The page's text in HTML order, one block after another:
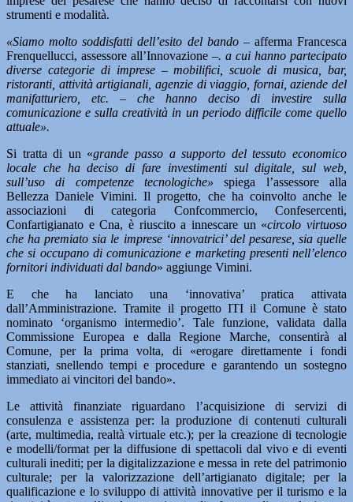
strumenti e modalità.
«Siamo molto soddisfatti dell’esito del bando –afferma Francesca
Frenquellucci, assessore all’Innovazione –. a cui hanno partecipato
diverse categorie di imprese – mobilifici, scuole di musica, bar,
ristoranti, attività artigianali, agenzie di viaggio, fornai, aziende del
manifatturiero, etc. – che hanno deciso di investire sulla
comunicazione e sulla creatività in un periodo difficile come quello
attuale».
Si tratta di un «grande passo a supporto del tessuto economico
locale che ha deciso di fare investimenti sul digitale, sul web,
sull’uso di competenze tecnologiche» spiega l’assessore alla
Bellezza Daniele Vimini. Il progetto, che ha coinvolto anche le
associazioni di categoria Confcommercio, Confesercenti,
Confartigianato e Cna, è riuscito a innescare un «circolo virtuoso
che ha premiato sia le imprese ‘innovatrici’ del pesarese, sia quelle
che si occupano di comunicazione e marketing presenti nell’elenco
fornitori individuati dal bando» aggiunge Vimini.
E che ha lanciato una ‘innovativa’ pratica attivata
dall’Amministrazione. Tramite il progetto ITI il Comune è stato
nominato ‘organismo intermedio’. Tale funzione, validata dalla
Commissione Europea e dalla Regione Marche, consentirà al
Comune, per la prima volta, di «erogare direttamente i fondi
stanziati, snellendo tempi e procedure e garantendo un sostegno
immediato ai vincitori del bando».
Le attività finanziate riguardano l’acquisizione di servizi di
consulenza e assistenza per: la produzione di contenuti culturali
(arte, multimedia, realtà virtuale etc.); per la creazione di tecnologie
e modelli/format per la diffusione di spettacoli dal vivo e di eventi
culturali inediti; per la digitalizzazione e messa in rete del patrimonio
culturale; per la valorizzazione dell’artigianato digitale; per la
qualificazione e lo sviluppo di attività innovative per il turismo e la